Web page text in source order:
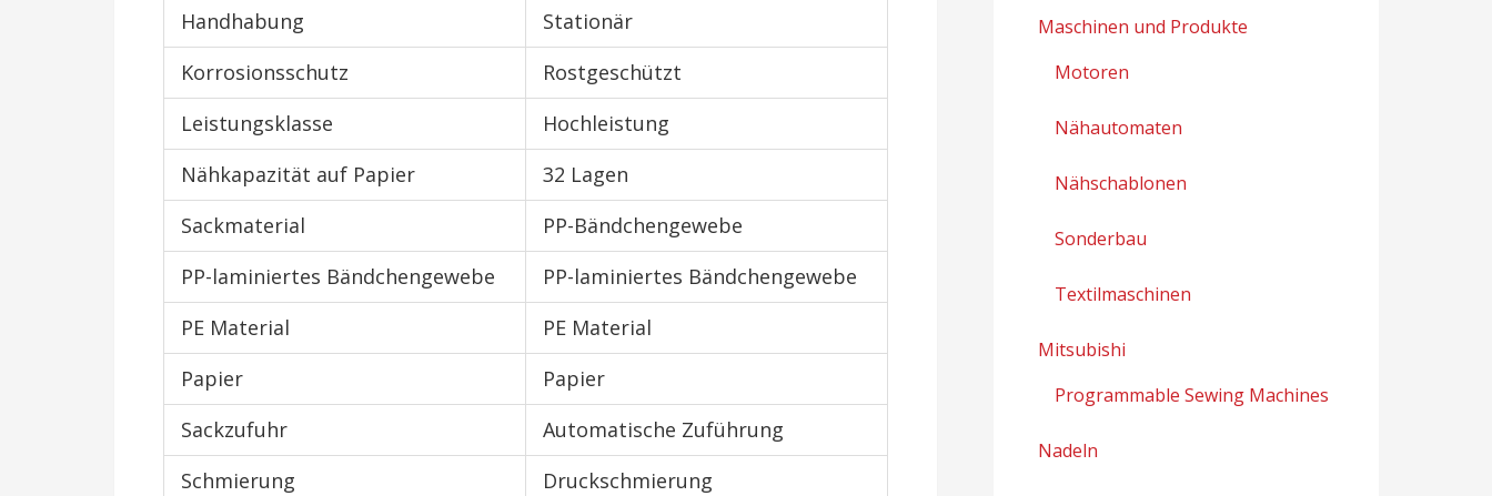
Handhabung
Stationär
Korrosionsschutz
Rostgeschützt
Leistungsklasse
Hochleistung
Nähkapazität auf Papier
32 Lagen
Sackmaterial
PP-Bändchengewebe
PP-laminiertes Bändchengewebe
PP-laminiertes Bändchengewebe
PE Material
PE Material
Papier
Papier
Sackzufuhr
Automatische Zuführung
Schmierung
Druckschmierung
Maschinen und Produkte
Motoren
Nähautomaten
Nähschablonen
Sonderbau
Textilmaschinen
Mitsubishi
Programmable Sewing Machines
Nadeln